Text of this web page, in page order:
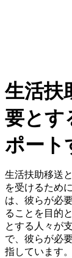
生活扶
要とす
ポート
生活扶助移送
を受けるため
は、彼らが必
ることを目的
とする人々が
で、彼らが必
指しています。